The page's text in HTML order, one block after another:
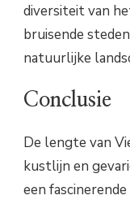
diversiteit van
bruisende
natuurlijke
Conclusie
De lengte van
kustlijn en
een